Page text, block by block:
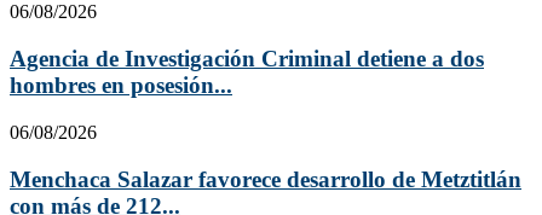
06/08/2026
Agencia de Investigación Criminal detiene a dos
hombres en posesión...
06/08/2026
Menchaca Salazar favorece desarrollo de Metztitlán
con más de 212...